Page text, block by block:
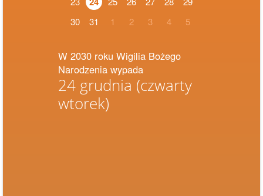
30
31 1 2 3 4 5
W 2030 roku Wigilia Bożego
Narodzenia wypada
24 grudnia (czwarty
wtorek)